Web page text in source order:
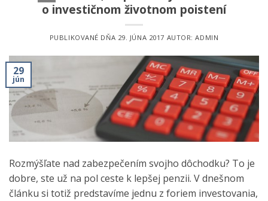
o investičnom životnom poistení
PUBLIKOVANÉ DŇA 29. JÚNA 2017 AUTOR:ADMIN
29
jún
Rozmýšľate nad zabezpečením svojho dôchodku? To je
dobre, ste už na pol ceste k lepšej penzii. V dnešnom
článku si totiž predstavíme jednu z foriem investovania,